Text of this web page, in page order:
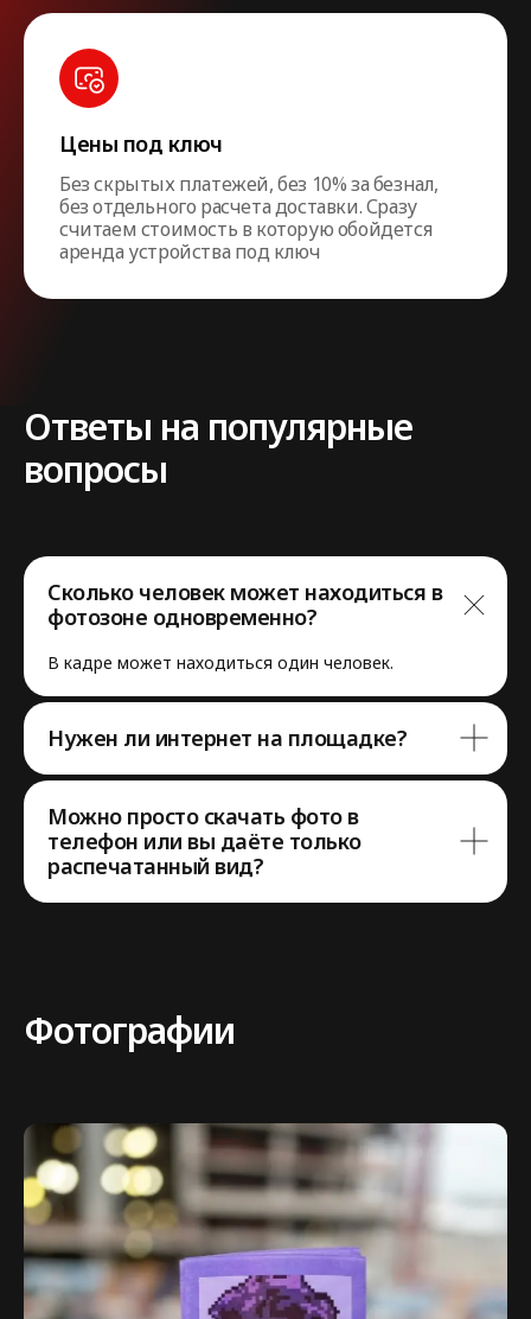
Цены под ключ
Без скрытых платежей, без 10% за безнал,
без отдельного расчета доставки. Сразу
считаем стоимость в которую обойдется
аренда устройства под ключ
Ответы на популярные
вопросы
Сколько человек может находиться в
фотозоне одновременно?
В кадре может находиться один человек.
Нужен ли интернет на площадке?
Можно просто скачать фото в
телефон или вы даёте только
распечатанный вид?
Фотографии
Нужна помощь
с выбором
аттракциона?
либо заполните форму,
мы с вами свяжемся
Оставить заявку
7 903 164 62 84